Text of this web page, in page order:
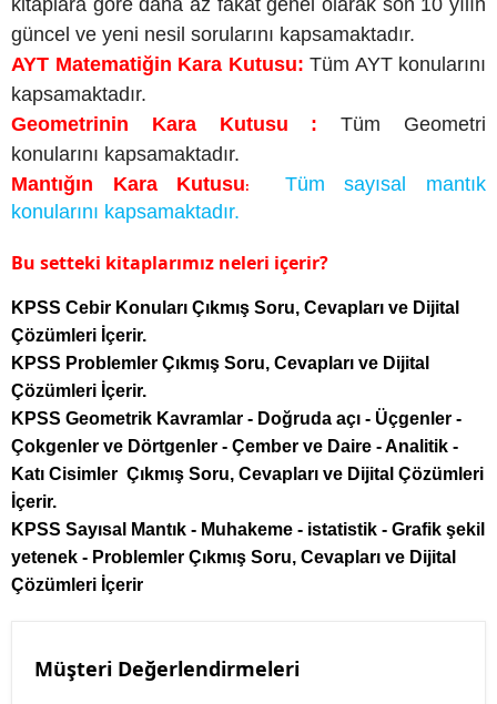
güncel ve yeni nesil sorularını kapsamaktadır.
AYT Matematiğin Kara Kutusu: Tüm AYT konularını
kapsamaktadır.
Geometrinin Kara Kutusu :
Tüm Geometri
konularını kapsamaktadır.
Mantığın Kara Kutusu:
Tüm sayısal mantık
konularını kapsamaktadır.
Bu setteki kitaplarımız neleri içerir?
KPSS Cebir Konuları Çıkmış Soru, Cevapları ve Dijital
Çözümleri İçerir.
KPSS Problemler Çıkmış Soru, Cevapları ve Dijital
Çözümleri İçerir.
KPSS Geometrik Kavramlar - Doğruda açı - Üçgenler -
Çokgenler ve Dörtgenler - Çember ve Daire - Analitik -
Katı Cisimler Çıkmış Soru, Cevapları ve Dijital Çözümleri
İçerir.
KPSS Sayısal Mantık - Muhakeme - istatistik - Grafik şekil
yetenek - Problemler Çıkmış Soru, Cevapları ve Dijital
Çözümleri İçerir
Müşteri Değerlendirmeleri